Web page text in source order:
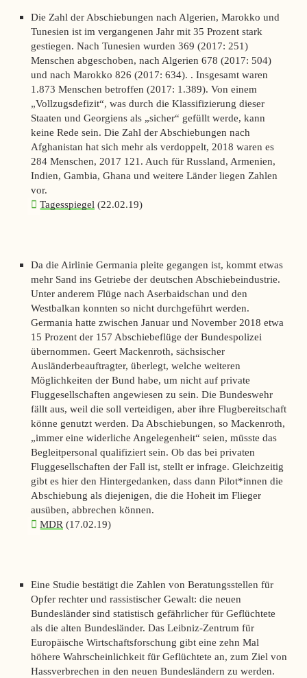
Die Zahl der Abschiebungen nach Algerien, Marokko und
Tunesien ist im vergangenen Jahr mit 35 Prozent stark
gestiegen. Nach Tunesien wurden 369 (2017: 251)
Menschen abgeschoben, nach Algerien 678 (2017: 504)
und nach Marokko 826 (2017: 634). . Insgesamt waren
1.873 Menschen betroffen (2017: 1.389). Von einem
„Vollzugsdefizit“, was durch die Klassifizierung dieser
Staaten und Georgiens als „sicher“ gefüllt werde, kann
keine Rede sein. Die Zahl der Abschiebungen nach
Afghanistan hat sich mehr als verdoppelt, 2018 waren es
284 Menschen, 2017 121. Auch für Russland, Armenien,
Indien, Gambia, Ghana und weitere Länder liegen Zahlen
vor.
Tagesspiegel (22.02.19)
Da die Airlinie Germania pleite gegangen ist, kommt etwas
mehr Sand ins Getriebe der deutschen Abschiebeindustrie.
Unter anderem Flüge nach Aserbaidschan und den
Westbalkan konnten so nicht durchgeführt werden.
Germania hatte zwischen Januar und November 2018 etwa
15 Prozent der 157 Abschiebeflüge der Bundespolizei
übernommen. Geert Mackenroth, sächsischer
Ausländerbeauftragter, überlegt, welche weiteren
Möglichkeiten der Bund habe, um nicht auf private
Fluggesellschaften angewiesen zu sein. Die Bundeswehr
fällt aus, weil die soll verteidigen, aber ihre Flugbereitschaft
könne genutzt werden. Da Abschiebungen, so Mackenroth,
„immer eine widerliche Angelegenheit“ seien, müsste das
Begleitpersonal qualifiziert sein. Ob das bei privaten
Fluggesellschaften der Fall ist, stellt er infrage. Gleichzeitig
gibt es hier den Hintergedanken, dass dann Pilot*innen die
Abschiebung als diejenigen, die die Hoheit im Flieger
ausüben, abbrechen können.
MDR (17.02.19)
Eine Studie bestätigt die Zahlen von Beratungsstellen für
Opfer rechter und rassistischer Gewalt: die neuen
Bundesländer sind statistisch gefährlicher für Geflüchtete
als die alten Bundesländer. Das Leibniz-Zentrum für
Europäische Wirtschaftsforschung gibt eine zehn Mal
höhere Wahrscheinlichkeit für Geflüchtete an, zum Ziel von
Hassverbrechen in den neuen Bundesländern zu werden.